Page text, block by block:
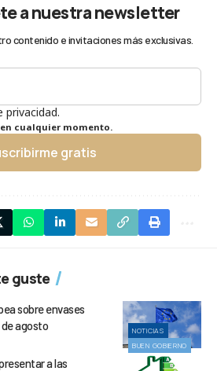
a nuestra newsletter
contenido e invitaciones más exclusivas.
privacidad.
cualquier momento.
gratis
guste
NOTICIAS
BUEN GOBIERNO
sobre envases
de agosto
a las